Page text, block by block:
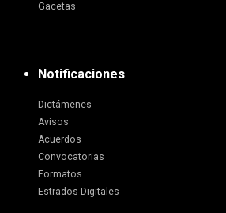
Gacetas
Notificaciones
Dictámenes
Avisos
Acuerdos
Convocatorias
Formatos
Estrados Digitales